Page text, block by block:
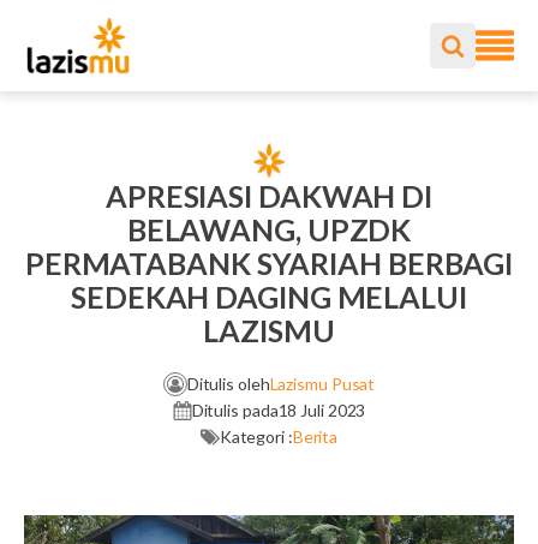
APRESIASI DAKWAH DI
BELAWANG, UPZDK
PERMATABANK SYARIAH BERBAGI
SEDEKAH DAGING MELALUI
LAZISMU
Ditulis olehLazismu Pusat
Ditulis pada18 Juli 2023
Kategori :Berita